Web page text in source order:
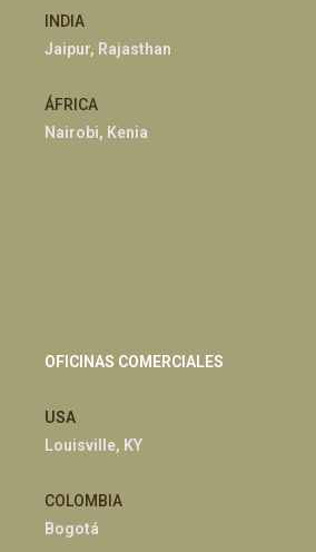
INDIA
Jaipur, Rajasthan
ÁFRICA
Nairobi, Kenia
OFICINAS COMERCIALES
USA
Louisville, KY
COLOMBIA
Bogotá